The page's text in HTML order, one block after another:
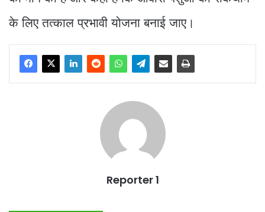
के लिए तत्काल प्रभावी योजना बनाई जाए।
Reporter 1